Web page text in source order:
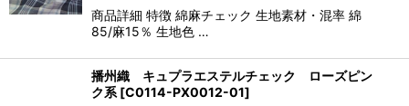
商品詳細 特徴 綿麻チェック 生地素材・混率 綿
85/麻15％ 生地色 …
播州織 キュプラエステルチェック ローズピン
ク系 [C0114-PX0012-01]